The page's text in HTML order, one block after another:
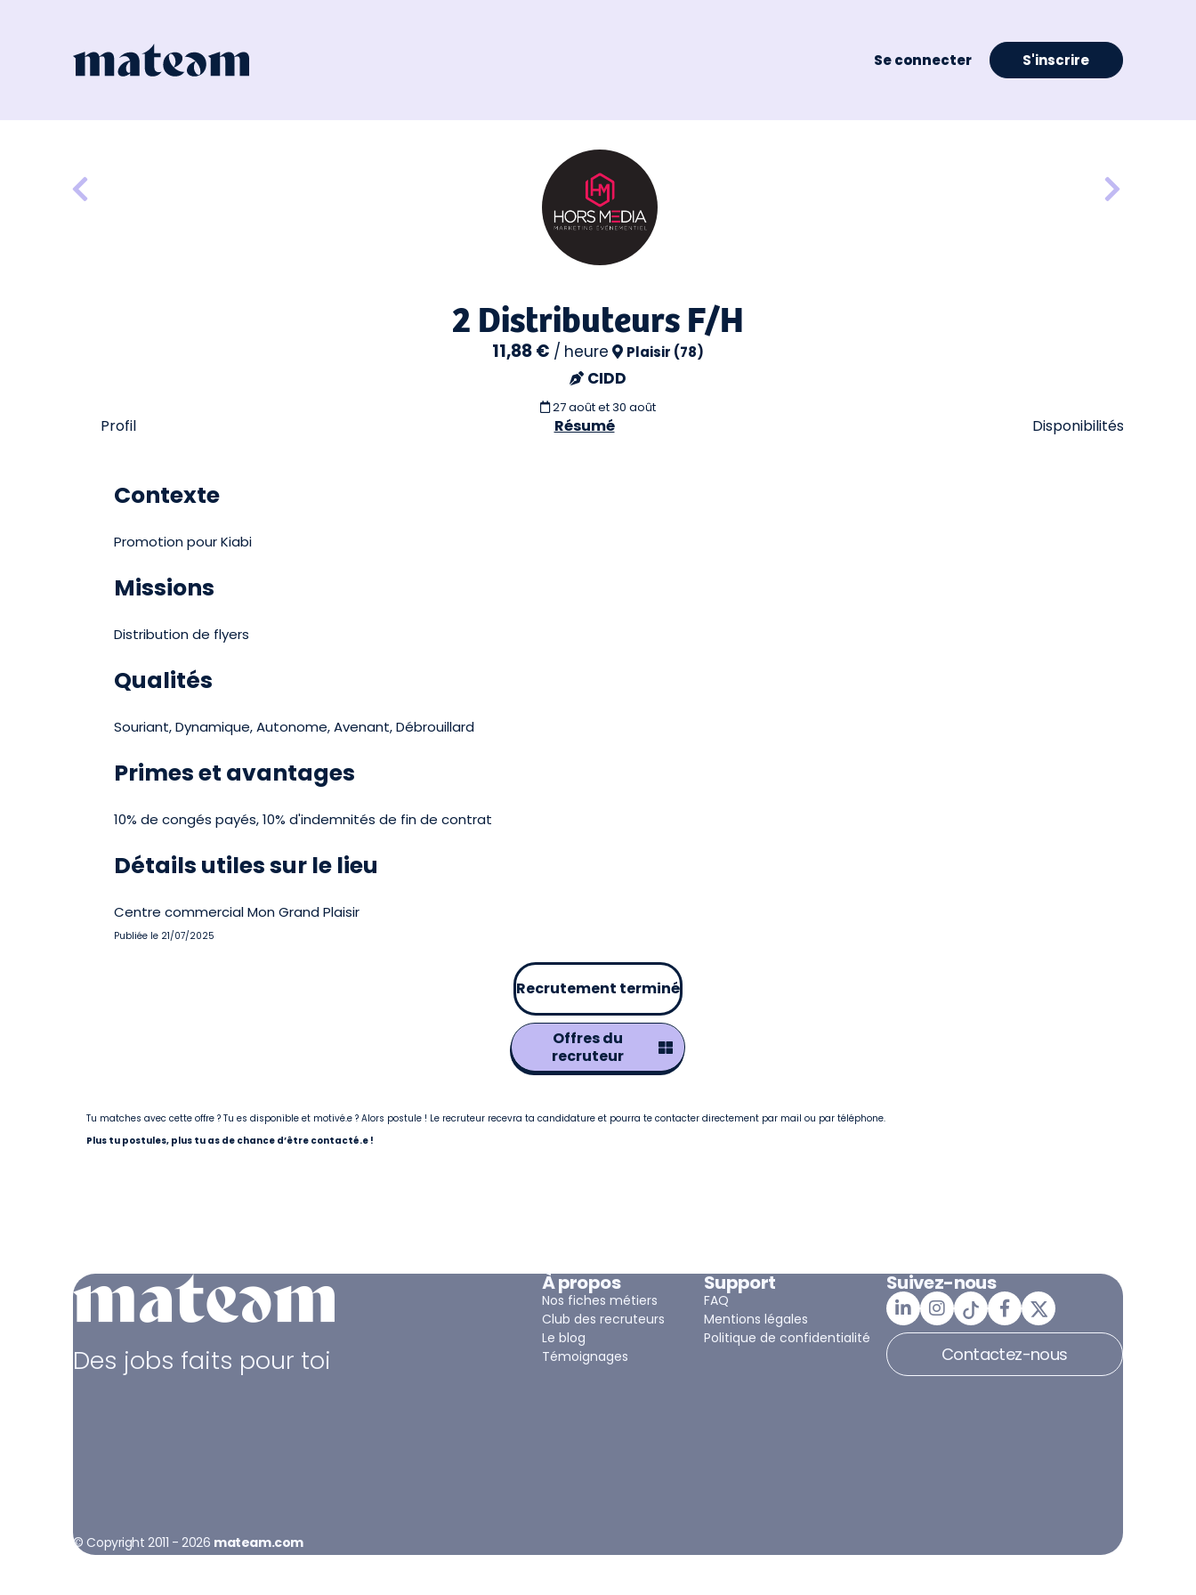
Se connecter S'inscrire
2 Distributeurs F/H
11,88 € / heure Plaisir (78)
CIDD
27 août et 30 août
Profil Résumé Disponibilités
Contexte
Promotion pour Kiabi
Missions
Distribution de flyers
Qualités
Souriant, Dynamique, Autonome, Avenant, Débrouillard
Primes et avantages
10% de congés payés, 10% d'indemnités de fin de contrat
Détails utiles sur le lieu
Centre commercial Mon Grand Plaisir
Publiée le 21/07/2025
Recrutement terminé
Offres du
recruteur
Tu matches avec cette offre ? Tu es disponible et motivé.e ? Alors postule ! Le recruteur recevra ta candidature et pourra te contacter directement par mail ou par téléphone.
Plus tu postules, plus tu as de chance d’être contacté.e !
Des jobs faits pour toi
© Copyright 2011 - 2026 mateam.com
À propos
Nos fiches métiers
Club des recruteurs
Le blog
Témoignages
Support
FAQ
Mentions légales
Politique de confidentialité
Suivez-nous
Contactez-nous